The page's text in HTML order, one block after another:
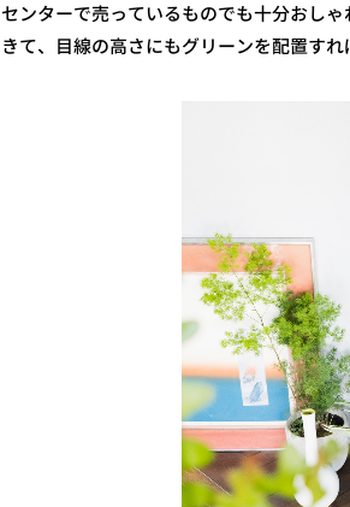
センターで売っているものでも十分おし
きて、目線の高さにもグリーンを配置す